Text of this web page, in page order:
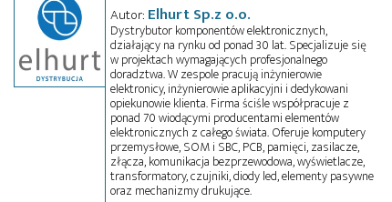
Autor: Elhurt Sp.z o.o.
Dystrybutor komponentów elektronicznych,
działający na rynku od ponad 30 lat. Specjalizuje się
w projektach wymagających profesjonalnego
doradztwa. W zespole pracują inżynierowie
elektronicy, inżynierowie aplikacyjni i dedykowani
opiekunowie klienta. Firma ściśle współpracuje z
ponad 70 wiodącymi producentami elementów
elektronicznych z całego świata. Oferuje komputery
przemysłowe, SOM i SBC, PCB, pamięci, zasilacze,
złącza, komunikacja bezprzewodowa, wyświetlacze,
transformatory, czujniki, diody led, elementy pasywne
oraz mechanizmy drukujące.